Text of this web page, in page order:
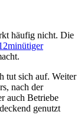
häufig nicht. Die
tut sich auf. Weiter
nach der
auch Betriebe
genutzt